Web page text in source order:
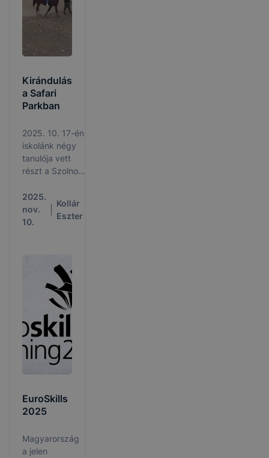
Kirándulás
a Safari
Parkban
2025. 10. 17-én
iskolánk négy
tanulója vett
részt a Szolnoki
Cseppnyi Zöld
munkacsoportja
által szervezett
2025.
nov.
10.
Kollár
Eszter
EuroSkills
2025
Magyarország
a jelen